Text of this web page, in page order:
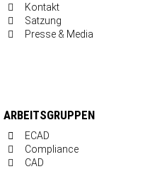
Kontakt
Satzung
Presse & Media
ARBEITSGRUPPEN
ECAD
Compliance
CAD